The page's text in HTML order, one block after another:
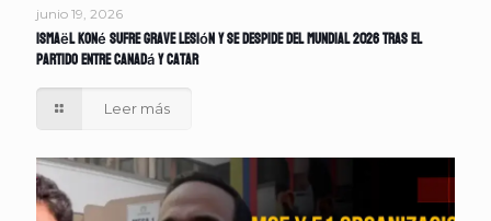
junio 19, 2026
Ismaël Koné sufre grave lesión y se despide del Mundial 2026 tras el
partido entre Canadá y Catar
Leer más